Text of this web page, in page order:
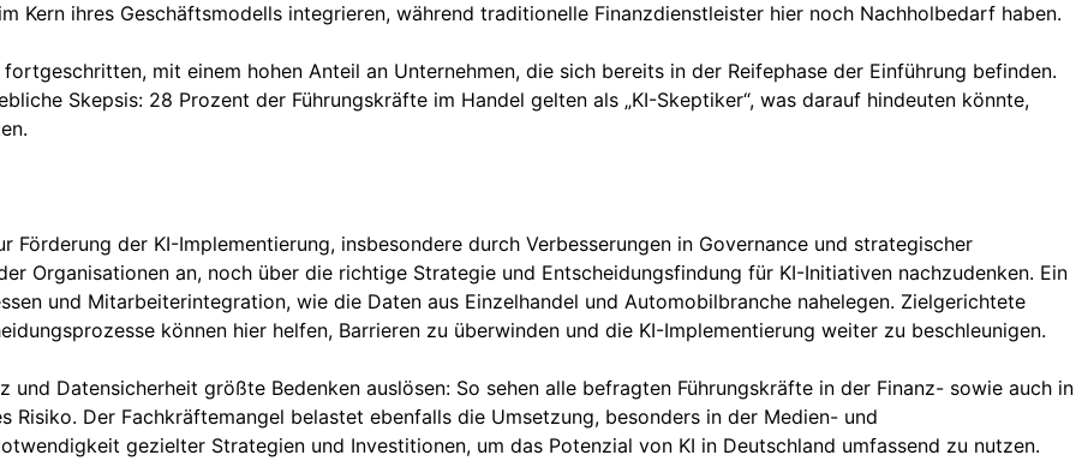
Kern ihres Geschäftsmodells integrieren, während traditionelle Finanzdienstleister hier noch Nachholbedarf haben.
mit einem hohen Anteil an Unternehmen, die sich bereits in der Reifephase der Einführung befinden.
Skepsis: 28 Prozent der Führungskräfte im Handel gelten als „KI-Skeptiker“, was darauf hindeuten könnte,
Förderung der KI-Implementierung, insbesondere durch Verbesserungen in Governance und strategischer
Organisationen an, noch über die richtige Strategie und Entscheidungsfindung für KI-Initiativen nachzudenken. Ein
und Mitarbeiterintegration, wie die Daten aus Einzelhandel und Automobilbranche nahelegen. Zielgerichtete
können hier helfen, Barrieren zu überwinden und die KI-Implementierung weiter zu beschleunigen.
Datensicherheit größte Bedenken auslösen: So sehen alle befragten Führungskräfte in der Finanz- sowie auch in
Risiko. Der Fachkräftemangel belastet ebenfalls die Umsetzung, besonders in der Medien- und
gezielter Strategien und Investitionen, um das Potenzial von KI in Deutschland umfassend zu nutzen.